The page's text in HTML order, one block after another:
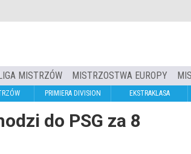
MISTRZÓW MISTRZOSTWA EUROPY
PRIMIERA DIVISION EKSTRAKLASA
do PSG za 8